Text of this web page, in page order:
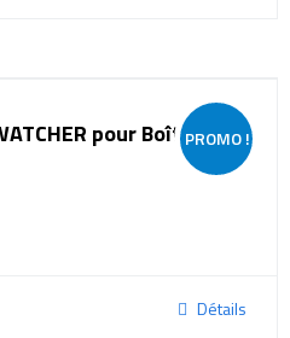
PROMO !
pour Boîtier
Détails